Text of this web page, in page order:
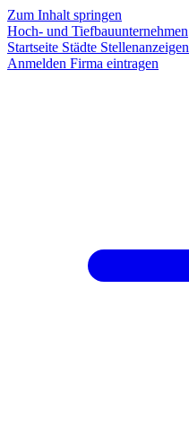
Zum Inhalt springen
Hoch- und Tiefbauunternehmen
Startseite Städte Stellenanzeigen
Anmelden Firma eintragen